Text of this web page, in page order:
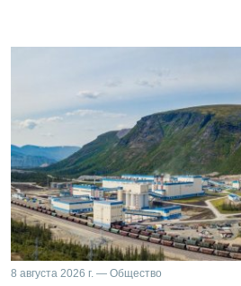
8 августа 2026 г. — Общество